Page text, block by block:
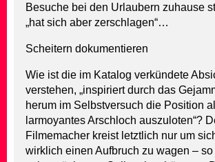
Besuche bei den Urlaubern zuhause
„hat sich aber zerschlagen“…
Scheitern dokumentieren
Wie ist die im Katalog verkündete
verstehen, „inspiriert durch das
herum im Selbstversuch die Position
larmoyantes Arschloch auszuloten“?
Filmemacher kreist letztlich nur um
wirklich einen Aufbruch zu wagen –